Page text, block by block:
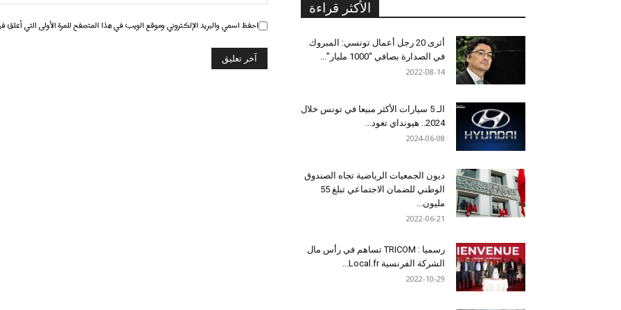
احفظ اسمي والبريد الإلكتروني وموقع الويب في هذا المتصفح للمرة الأولى التي أعلق
الأكثر قراءة
أثرى 20 رجل أعمال تونسي: المبروك
في الصدارة بصافي “1000 مليار”...
2022-08-14
الـ 5 سيارات الأكثر مبيعا في تونس خلال
2024.. هيونداي تعود...
2024-06-08
ديون الجمعيات الرياضية تجاه الصندوق
الوطني للضمان الاجتماعي تبلغ 55
مليون...
2022-06-21
رسميا : TRICOM تساهم في رأس مال
الشركة الفرنسية Local.fr...
2022-10-29